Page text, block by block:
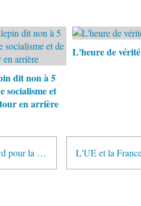
dit non à 5
socialisme et
en arrière
L'heure de vérité
Avant qu'il ne soit trop tard pour la Palestine